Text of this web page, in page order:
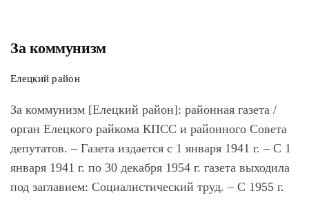
За коммунизм
Елецкий район
За коммунизм [Елецкий район]: районная газета /
орган Елецкого райкома КПСС и районного Совета
депутатов. – Газета издается с 1 января 1941 г. – С 1
января 1941 г. по 30 декабря 1954 г. газета выходила
под заглавием: Социалистический труд. – С 1955 г.